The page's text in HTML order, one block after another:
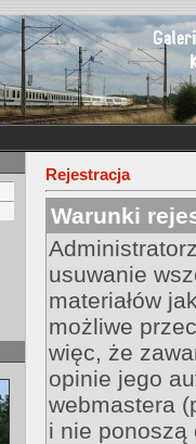
Rejestracja
Warunki
usuwanie
materiałów
możliwe
więc, że
opinie jego
webmastera
i nie ponoszą